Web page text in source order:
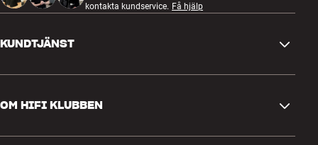
kontakta kundservice. Få hjälp
KUNDTJÄNST
Retur och reklamation
OM HIFI KLUBBEN